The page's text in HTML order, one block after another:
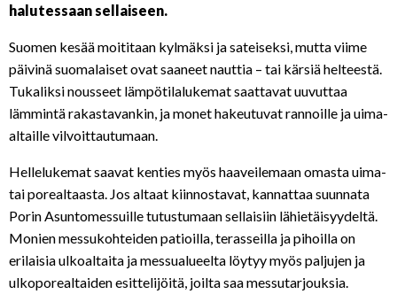
halutessaan sellaiseen.
Suomen kesää moititaan kylmäksi ja sateiseksi, mutta viime
päivinä suomalaiset ovat saaneet nauttia – tai kärsiä helteestä.
Tukaliksi nousseet lämpötilalukemat saattavat uuvuttaa
lämmintä rakastavankin, ja monet hakeutuvat rannoille ja uima-
altaille vilvoittautumaan.
Hellelukemat saavat kenties myös haaveilemaan omasta uima-
tai porealtaasta. Jos altaat kiinnostavat, kannattaa suunnata
Porin Asuntomessuille tutustumaan sellaisiin lähietäisyydeltä.
Monien messukohteiden patioilla, terasseilla ja pihoilla on
erilaisia ulkoaltaita ja messualueelta löytyy myös paljujen ja
ulkoporealtaiden esittelijöitä, joilta saa messutarjouksia.